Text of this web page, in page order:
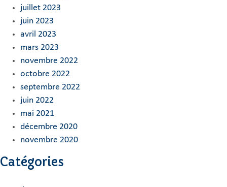
juillet 2023
juin 2023
avril 2023
mars 2023
novembre 2022
octobre 2022
septembre 2022
juin 2022
mai 2021
décembre 2020
novembre 2020
Catégories